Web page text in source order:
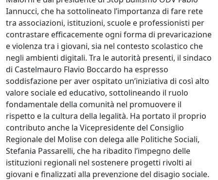
Iannucci, che ha sottolineato l’importanza di fare rete
tra associazioni, istituzioni, scuole e professionisti per
contrastare efficacemente ogni forma di prevaricazione
e violenza tra i giovani, sia nel contesto scolastico che
negli ambienti digitali. Tra le autorità presenti, il sindaco
di Castelmauro Flavio Boccardo ha espresso
soddisfazione per aver ospitato un’iniziativa di così alto
valore sociale ed educativo, sottolineando il ruolo
fondamentale della comunità nel promuovere il
rispetto e la cultura della legalità. Ha portato il proprio
contributo anche la Vicepresidente del Consiglio
Regionale del Molise con delega alle Politiche Sociali,
Stefania Passarelli, che ha ribadito l’impegno delle
istituzioni regionali nel sostenere progetti rivolti ai
giovani e finalizzati alla prevenzione del disagio sociale.